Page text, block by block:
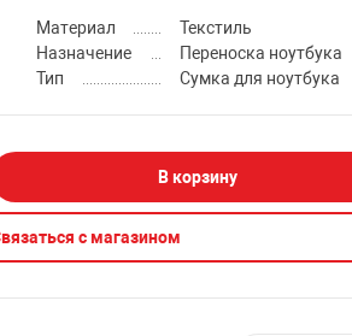
Материал
Текстиль
Назначение
Переноска ноутбука
Тип
Сумка для ноутбука
В корзину
с магазином